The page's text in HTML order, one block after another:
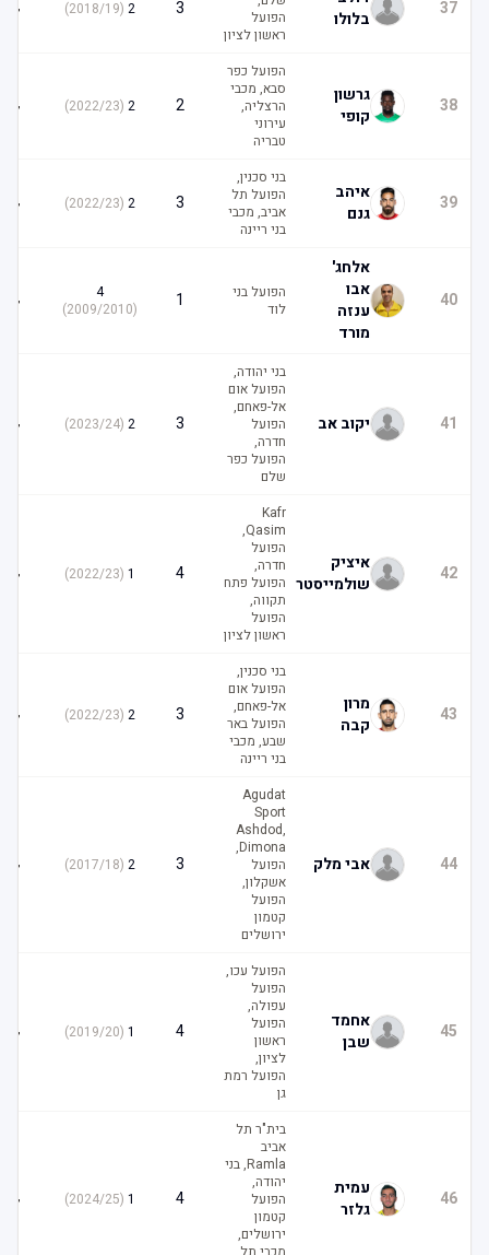
37
בלולו
הפועל
ראשון לציון
(
2018/19
)
38
גרשון
קופי
הפועל כפר
סבא, מכבי
הרצליה,
עירוני
טבריה
(
2022/23
)
39
איהב
גנם
בני סכנין,
הפועל תל
אביב, מכבי
בני ריינה
(
2022/23
)
40
אלחג'
אבו
ענזה
מורד
הפועל בני
לוד
2009/2010
)
41 יקוב אב
בני יהודה,
הפועל אום
אל-פאחם,
הפועל
חדרה,
הפועל כפר
שלם
(
2023/24
)
42
איציק
שולמייסטר
Kafr
Qasim,
הפועל
חדרה,
הפועל פתח
תקווה,
הפועל
ראשון לציון
2022/23
)
43
מרון
קבה
בני סכנין,
הפועל אום
אל-פאחם,
הפועל באר
שבע, מכבי
בני ריינה
(
2022/23
)
44 אבי מלק
Agudat
Sport
Ashdod,
Dimona,
הפועל
אשקלון,
הפועל
קטמון
ירושלים
(
2017/18
)
45
אחמד
שבן
הפועל עכו,
הפועל
עפולה,
הפועל
ראשון
לציון,
הפועל רמת
2019/20
)
46
עמית
גלזר
בית"ר תל
אביב
Ramla, בני
יהודה,
הפועל
קטמון
ירושלים,
2024/25
)